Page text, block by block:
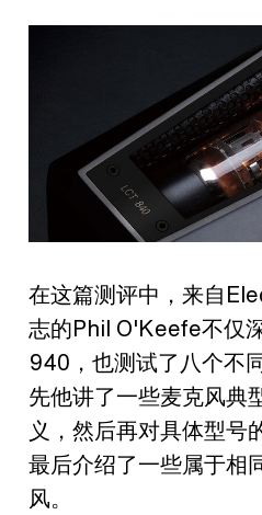
在这篇测评中，来自
志的Phil O'Keefe不仅
940，也测试了八个不
先他讲了一些麦克风典
义，然后再对具体型号
最后介绍了一些属于相
风。